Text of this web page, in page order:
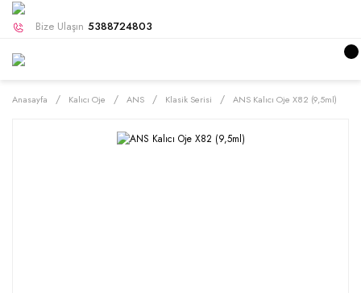
Bize Ulaşın 5388724803
Anasayfa Kalıcı Oje ANS Klasik Serisi ANS Kalıcı Oje X82 (9,5ml)